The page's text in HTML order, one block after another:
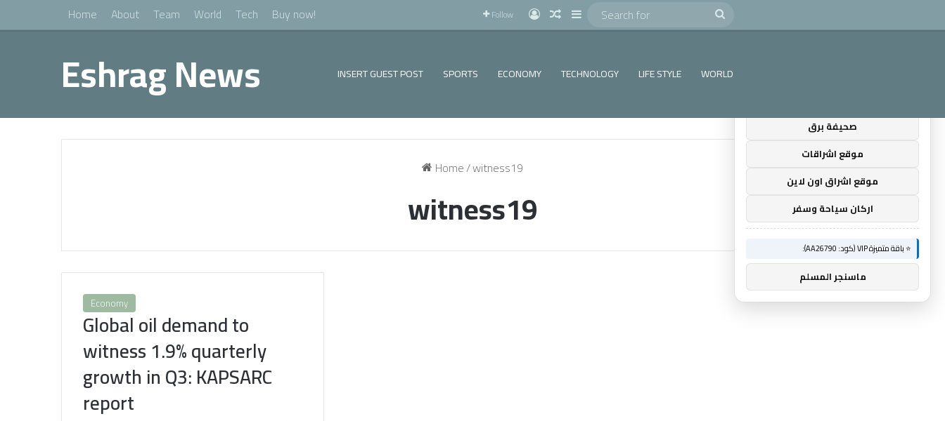
Home About Team World Tech Buy now! Follow Log InRandom Article
Sidebar
Search
Eshrag News INSERT GUEST POST SPORTS ECONOMY TECHNOLOGY LIFE STYLE WORLD
Home/witness19
witness19
Economy
Global oil demand to
witness 1.9% quarterly
growth in Q3: KAPSARC
report
🚀 توصيات : ×
صحيفة برق
موقع اشراقات
موقع اشراق اون لاين
اركان سياحة وسفر
⭐ باقة متميزة VIP (كود: AA26790):
ماسنجر المسلم